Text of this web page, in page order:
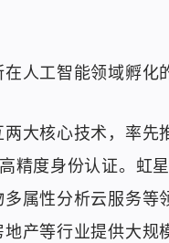
人工智能领域孵化
大核心技术，率
精度身份认证。虹
属性分析云服务
产等行业提供大